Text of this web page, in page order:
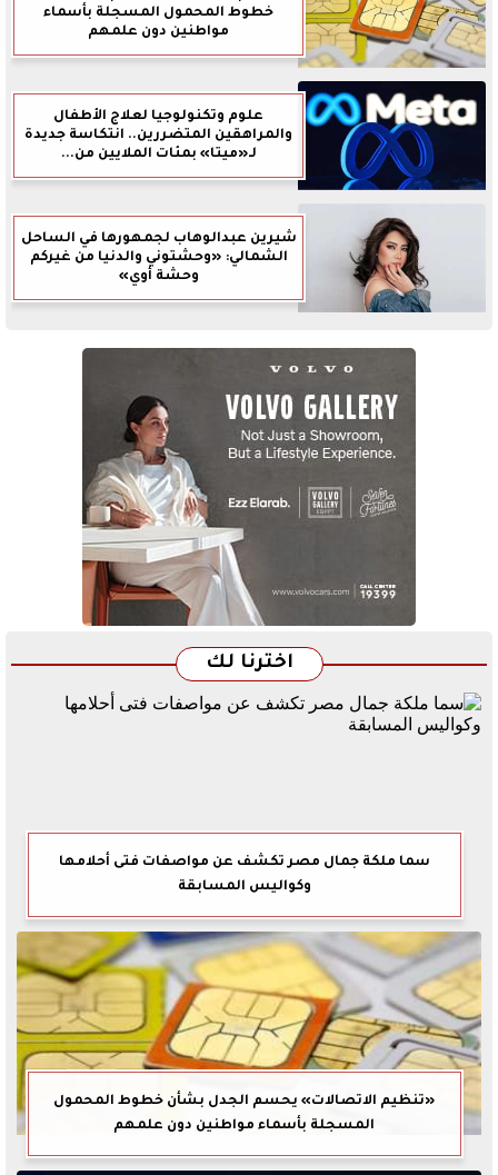
خطوط المحمول المسجلة بأسماء
مواطنين دون علمهم
علوم وتكنولوجيا لعلاج الأطفال
والمراهقين المتضررين.. انتكاسة جديدة
لـ«ميتا» بمئات الملايين من...
شيرين عبدالوهاب لجمهورها في الساحل
الشمالي: «وحشتوني والدنيا من غيركم
وحشة أوي»
اخترنا لك
سما ملكة جمال مصر تكشف عن مواصفات فتى أحلامها
وكواليس المسابقة
«تنظيم الاتصالات» يحسم الجدل بشأن خطوط المحمول
المسجلة بأسماء مواطنين دون علمهم